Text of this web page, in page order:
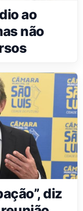
ao
não
diz